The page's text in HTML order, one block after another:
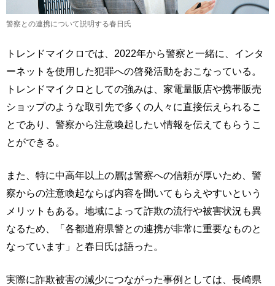
警察との連携について説明する春日氏
トレンドマイクロでは、2022年から警察と一緒に、インタ
ーネットを使用した犯罪への啓発活動をおこなっている。
トレンドマイクロとしての強みは、家電量販店や携帯販売
ショップのような取引先で多くの人々に直接伝えられるこ
とであり、警察から注意喚起したい情報を伝えてもらうこ
とができる。
また、特に中高年以上の層は警察への信頼が厚いため、警
察からの注意喚起ならば内容を聞いてもらえやすいという
メリットもある。地域によって詐欺の流行や被害状況も異
なるため、「各都道府県警との連携が非常に重要なものと
なっています」と春日氏は語った。
実際に詐欺被害の減少につながった事例としては、長崎県